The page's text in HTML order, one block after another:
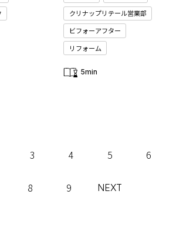
クリナップリテール営業部
ビフォーアフター
リフォーム
5min
3 4 5 6
8 9 NEXT